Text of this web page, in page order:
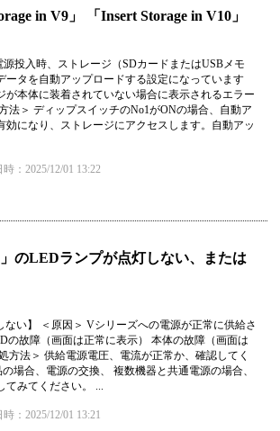
in V9」 「Insert Storage in V10」
投入時、ストレージ（SDカードまたはUSBメモ
ータを自動アップロードする設定になっています
が本体に装着されていない場合に表示されるエラー
効になり、ストレージにアクセスします。自動アッ
：2025/12/01 13:22
」のLEDランプが点灯しない、または
ない】 ＜原因＞ Vシリーズへの電源が正常に供給さ
の故障（画面は正常に表示） 本体の故障（画面は
場合、電源の交換、 複数機器と共通電源の場合、
てみてください。 ...
：2025/12/01 13:21